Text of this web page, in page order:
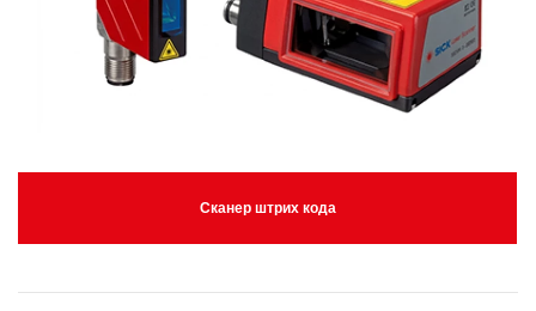
Сканер штрих кода